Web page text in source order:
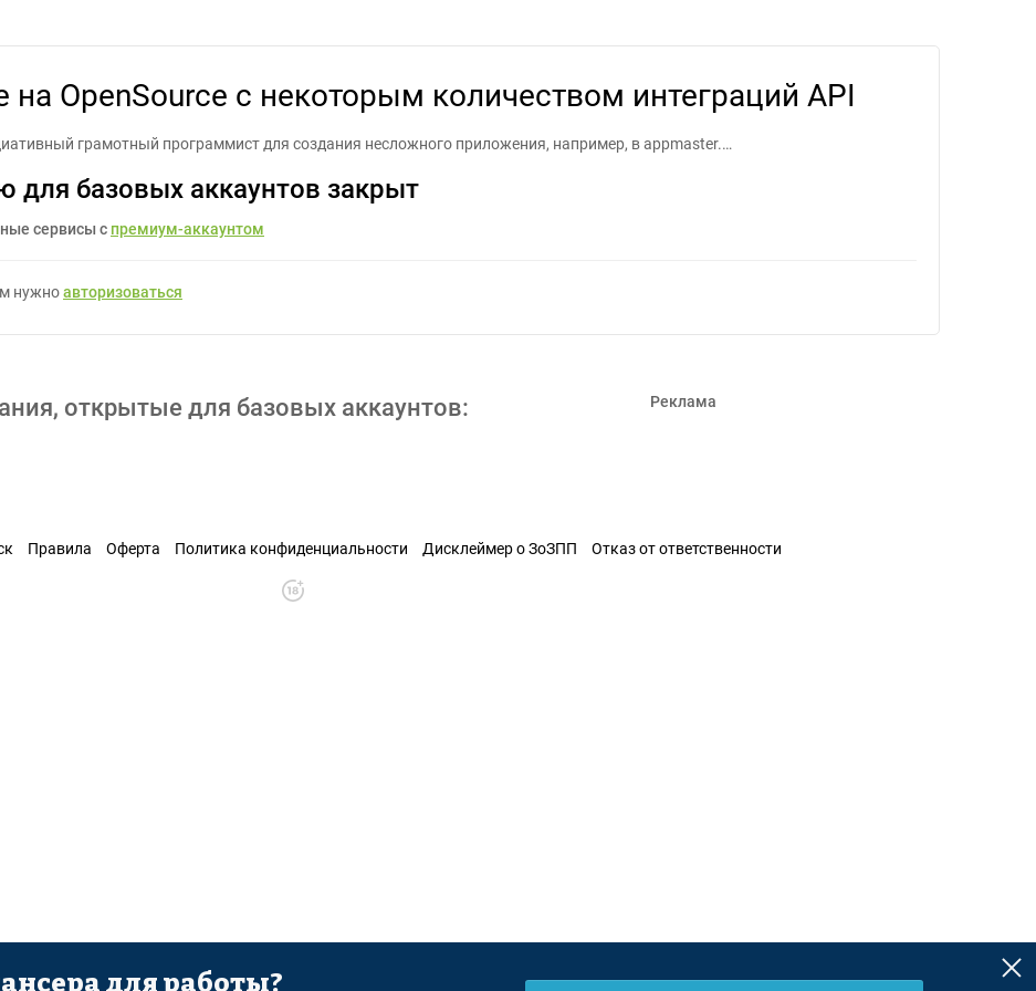
OpenSource с некоторым количеством интеграций API
грамотный программист для создания несложного приложения, например, в appmaster.…
для базовых аккаунтов закрыт
сервисы с премиум-аккаунтом
нужноавторизоваться
открытые для базовых аккаунтов: Реклама
Правила Оферта Политика конфиденциальности Дисклеймер о ЗоЗПП Отказ от ответственности
для работы?